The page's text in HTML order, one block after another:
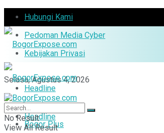
Hubungi Kami
Pedoman Media Cyber
Kebijakan Privasi
Selasa, Agustus 4, 2026
Headline
Bogor Plus
Headline
No Result
View All Result